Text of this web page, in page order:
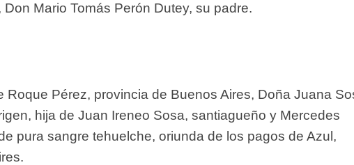
Mario Tomás Perón Dutey, su padre.
Roque Pérez, provincia de Buenos Aires, Doña Juana
hija de Juan Ireneo Sosa, santiagueño y Mercedes
pura sangre tehuelche, oriunda de los pagos de Azul,